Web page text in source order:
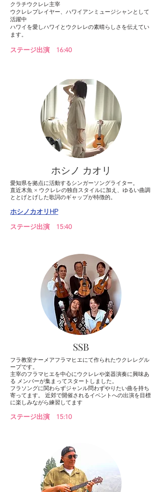
クラチウクレレ主宰
​ウクレレプレイヤー、ハワイアンミュージシャンとして
活躍中
​ハワイを愛しハワイとウクレレの素晴らしさを伝えてい
ます。
ステージ出演 16:40
​ホシノ カオリ
愛知県を拠点に活動するシンガーソングライター。
直近木魚 × ウクレレの独自スタイルに加え、ゆるい曲調
ととげとげした歌詞のギャップが特徴的。
ホシノカオリHP
ステージ出演 15:40
​SSB
フラ教室ナーメアフラマヒエにて作られたウクレレグル
ープです。
主宰のフラマヒエを中心にウクレレや楽器演奏に興味あ
る メンバーが集まってスタートしました。
フラソングに関わらずジャンル問わずやりたい曲を持ち
寄ってます。 近郊で開催されるイベントへの出演を目標
に楽しみながら練習してます
ステージ出演 15:10